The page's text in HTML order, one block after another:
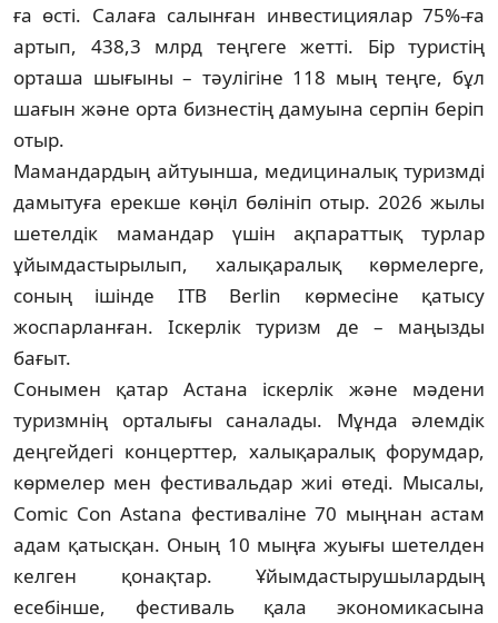
ға өсті. Салаға салын­ған инвестициялар 75%-ға
артып, 438,3 млрд теңгеге жетті. Бір туристің
орташа шығыны – тәулігіне 118 мың теңге, бұл
шағын және орта бизнестің дамуына серпін беріп
отыр.
Мамандардың айтуынша, медициналық туризмді
дамытуға ерекше көңіл бөлініп отыр. 2026 жылы
шетелдік мамандар үшін ақ­параттық турлар
ұйымдастырылып, халық­аралық көрмелерге,
соның ішінде ITB Berlin көрмесіне қатысу
жоспарланған. Іскерлік туризм де – маңызды
бағыт.
Сонымен қатар Астана іскерлік және мәдени
туризмнің орталығы саналады. Мұн­да әлемдік
деңгейдегі концерттер, халық­аралық форумдар,
көрмелер мен фестиваль­дар жиі өтеді. Мысалы,
Comic Con Astana фес­тиваліне 70 мыңнан астам
адам қатыс­қан. Оның 10 мыңға жуығы шетелден
келген қонақтар. Ұйымдастырушылардың
есебінше, фестиваль қала экономикасына